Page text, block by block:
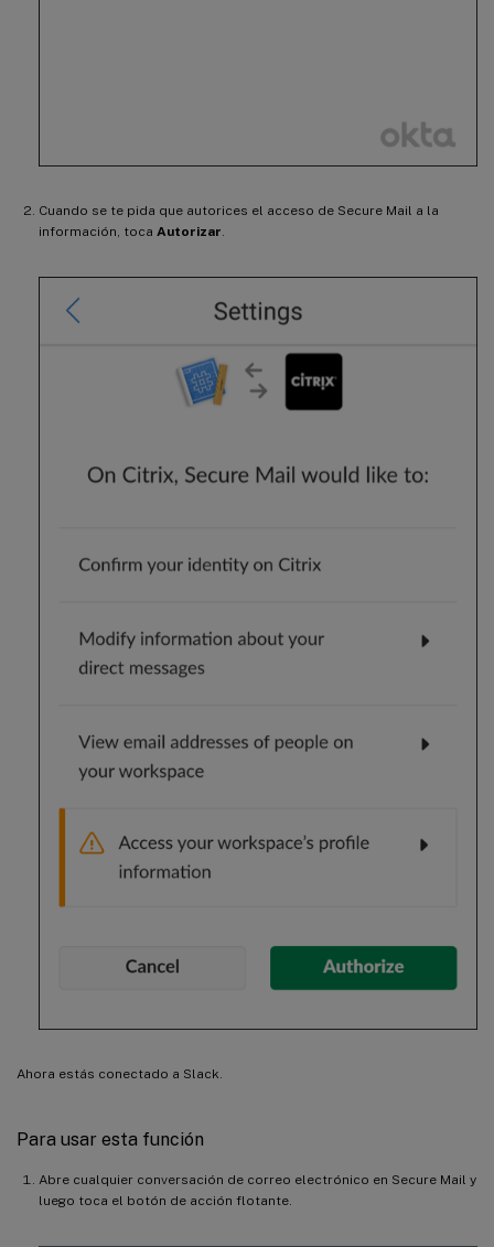
Cuando se te pida que autorices el acceso de Secure Mail a la
información, toca Autorizar
Ahora estás conectado a Slack.
Para usar esta función
Abre cualquier conversación de correo electrónico en Secure Mail y
luego toca el botón de acción flotante.